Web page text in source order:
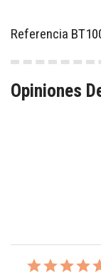
Referencia
Opiniones